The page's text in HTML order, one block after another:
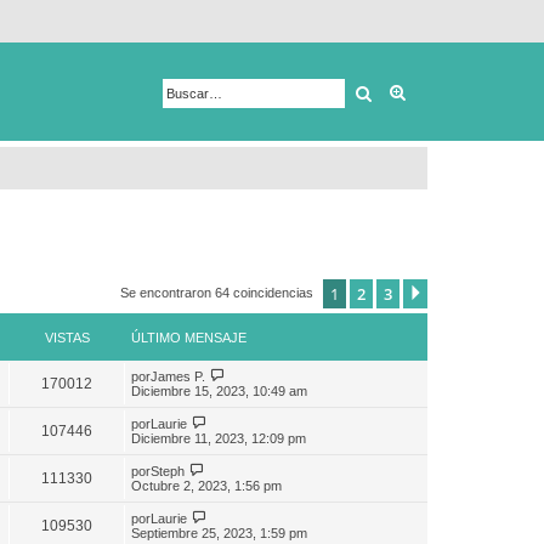
Buscar
Se encontraron 64 coincidencias 1 2 3
VISTAS ÚLTIMO MENSAJE
170012 porJames P.
Diciembre 15, 2023, 10:49 am
107446 porLaurie
Diciembre 11, 2023, 12:09 pm
111330 porSteph
Octubre 2, 2023, 1:56 pm
109530 porLaurie
Septiembre 25, 2023, 1:59 pm